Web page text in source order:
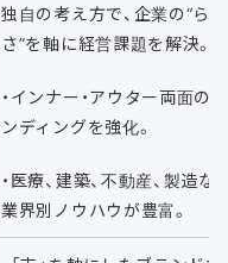
独自の考え方で、企業の“らし
さ”を軸に経営課題を解決。
・インナー・アウター両面の
ンディングを強化。
・医療、建築、不動産、製造な
業界別ノウハウが豊富。